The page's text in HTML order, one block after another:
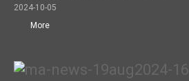
2024-10-05
More